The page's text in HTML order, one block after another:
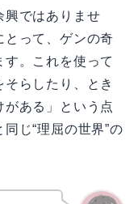
興ではありませ
とって、ゲンの奇
。これを使って
らしたり、とき
ある」という点
じ“理屈の世界”の